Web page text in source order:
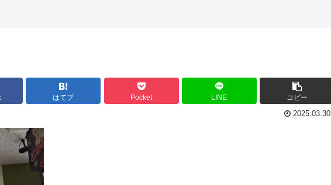
はてブ Pocket LINE コピー
2025.03.30